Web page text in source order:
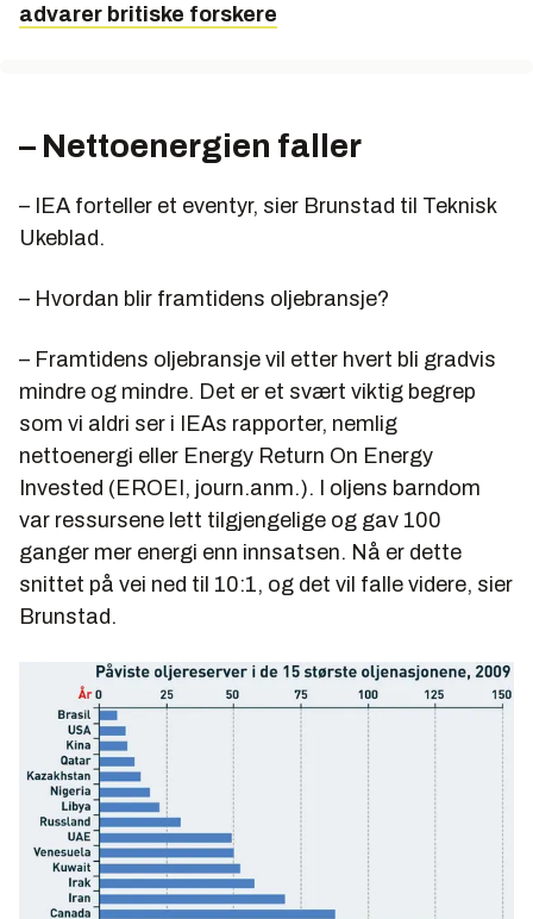
advarer britiske forskere
– Nettoenergien faller
– IEA forteller et eventyr, sier Brunstad til Teknisk
Ukeblad.
– Hvordan blir framtidens oljebransje?
– Framtidens oljebransje vil etter hvert bli gradvis
mindre og mindre. Det er et svært viktig begrep
som vi aldri ser i IEAs rapporter, nemlig
nettoenergi eller Energy Return On Energy
Invested (EROEI, journ.anm.). I oljens barndom
var ressursene lett tilgjengelige og gav 100
ganger mer energi enn innsatsen. Nå er dette
snittet på vei ned til 10:1, og det vil falle videre, sier
Brunstad.